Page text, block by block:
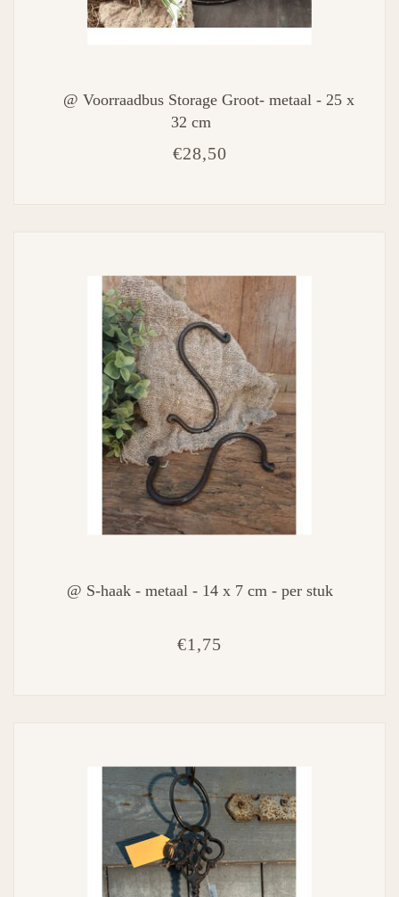
@ Voorraadbus Storage Groot- metaal - 25 x
32 cm
€28,50
@ S-haak - metaal - 14 x 7 cm - per stuk
€1,75